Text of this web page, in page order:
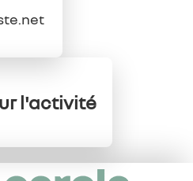
l'activité